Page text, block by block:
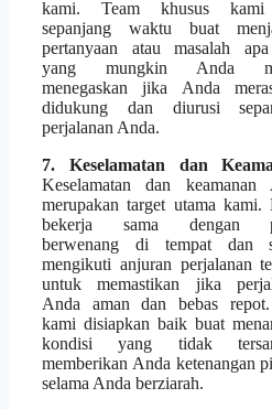
kami. Team khusus kami
sepanjang waktu buat
pertanyaan atau masalah
yang mungkin Anda
menegaskan jika Anda
didukung dan diurusi
perjalanan Anda.
7. Keselamatan dan
Keselamatan dan keamanan
merupakan target utama kami.
bekerja sama dengan
berwenang di tempat dan
mengikuti anjuran perjalanan
untuk memastikan jika
Anda aman dan bebas
kami disiapkan baik buat
kondisi yang tidak
memberikan Anda ketenangan
selama Anda berziarah.